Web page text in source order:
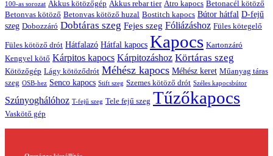
100-as sorozat Akkus kötözőgép Akkus rebar tier Atro kapocs Betonacél kötöző
Betonvas kötöző Betonvas kötöző huzal Bostitch kapocs Bútor hátfal D-fejű
szeg Dobozzáró Dobtáras szeg Fejes szeg Fóliázáshoz Füles kötegelő
Füles kötöző drót Hátfalazó Hátfal kapocs Kapocs Kartonzáró
Kengyel kötő Kárpitos kapocs Kárpitozáshoz Körtáras szeg
Kötözőgép Lágy kötöződrót Méhész kapocs Méhész keret Műanyag táras
szeg OSB-hez Senco kapocs Stift szeg Szemes kötöző drót Széles kapocsbútor
Szúnyoghálóhoz T-fejű szeg Tele fejű szeg Tűzőkapocs
Vaskötő gép